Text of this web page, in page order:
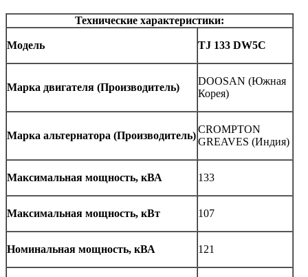
Технические характеристики:
Модель TJ 133 DW5C
Марка двигателя (Производитель)
DOOSAN (Южная
Корея)
Марка альтернатора (Производитель)
CROMPTON
GREAVES (Индия)
Максимальная мощность, кВА 133
Максимальная мощность, кВт 107
Номинальная мощность, кВА 121